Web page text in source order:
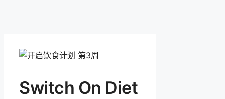
Switch On Diet